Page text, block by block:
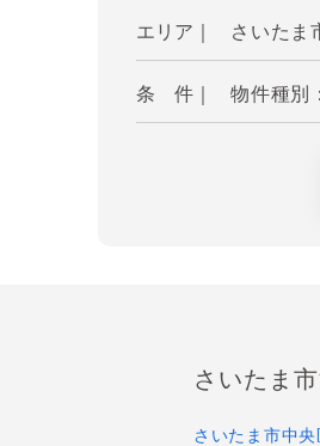
エリア｜ さいたま
条 件｜ 物件種別
さいたま
さいたま市中央